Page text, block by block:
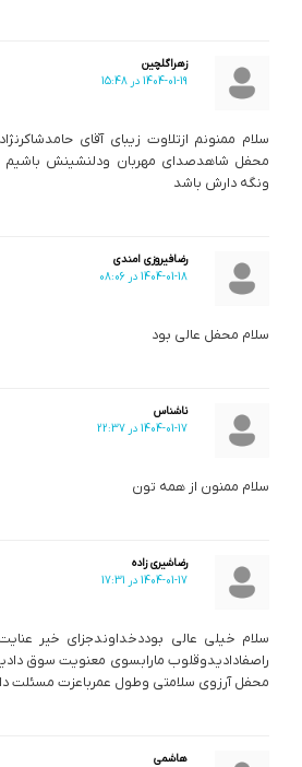
زهراگلچین
1404-01-19 در 15:48
سلام ممنونم ازتلاوت زیبای آقای
محفل شاهدصدای مهربان ودلنشینش باشیم
ونگه دارش باشد
رضافیروزی امندی
1404-01-18 در 08:06
سلام محفل عالی بود
ناشناس
1404-01-17 در 22:37
سلام ممنون از همه تون
رضاشیری زاده
1404-01-17 در 17:31
سلام خیلی عالی بوددخداوندجزای خیر
راصفادادیدوقلوب مارابسوی معنویت سوق
محفل آرزوی سلامتی وطول عمرباعزت مسئلت
هاشمی